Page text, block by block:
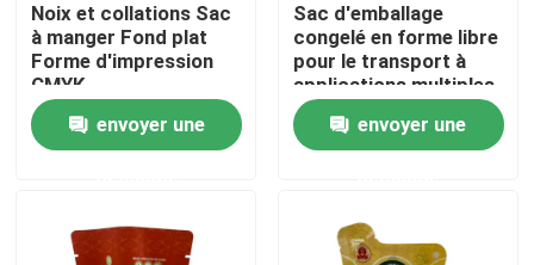
Nouvelles
Cas
Noix et collations Sac
à manger Fond plat
Forme d'impression
CMYK
envoyer une
Sac d'emballage
congelé en forme libre
pour le transport à
applications multiples
envoyer une